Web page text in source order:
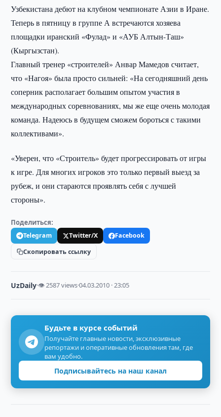
Узбекистана дебют на клубном чемпионате Азии в Иране.
Теперь в пятницу в группе А встречаются хозяева
площадки иранский «Фулад» и «АУБ Алтын-Таш»
(Кыргызстан).
Главный тренер «строителей» Анвар Мамедов считает,
что «Нагоя» была просто сильней: «На сегодняшний день
соперник располагает большим опытом участия в
международных соревнованиях, мы же еще очень молодая
команда. Надеюсь в будущем сможем бороться с такими
коллективами».
«Уверен, что «Строитель» будет прогрессировать от игры
к игре. Для многих игроков это только первый выезд за
рубеж, и они стараются проявлять себя с лучшей
стороны».
Поделиться:
Telegram Twitter/X
Facebook
Скопировать ссылку
UzDaily·👁 2587 views·04.03.2010 · 23:05
Будьте в курсе событий
Получайте главные новости, эксклюзивные
репортажи и оперативные обновления там, где
вам удобно.
Подписывайтесь на наш канал